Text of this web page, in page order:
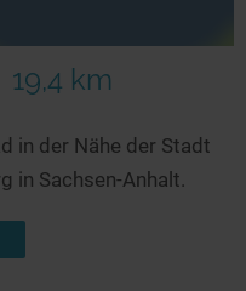
19,4 km
in der Nähe der Stadt
in Sachsen-Anhalt.